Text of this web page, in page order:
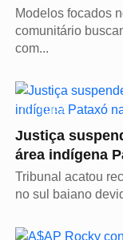
Modelos focados
comunitário
com...
CULTURA
Justiça
área indígena
Tribunal acatou
no sul baiano